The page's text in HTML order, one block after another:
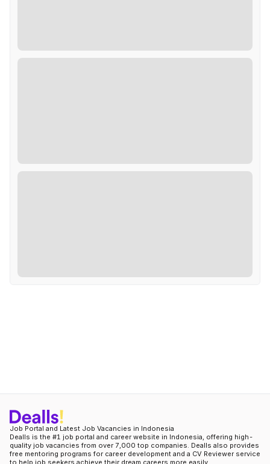
Job Portal and Latest Job Vacancies in Indonesia
Dealls is the #1 job portal and career website in Indonesia, offering high-
quality job vacancies from over 7,000 top companies. Dealls also provides
free mentoring programs for career development and a CV Reviewer service
to help job seekers achieve their dream careers more easily.